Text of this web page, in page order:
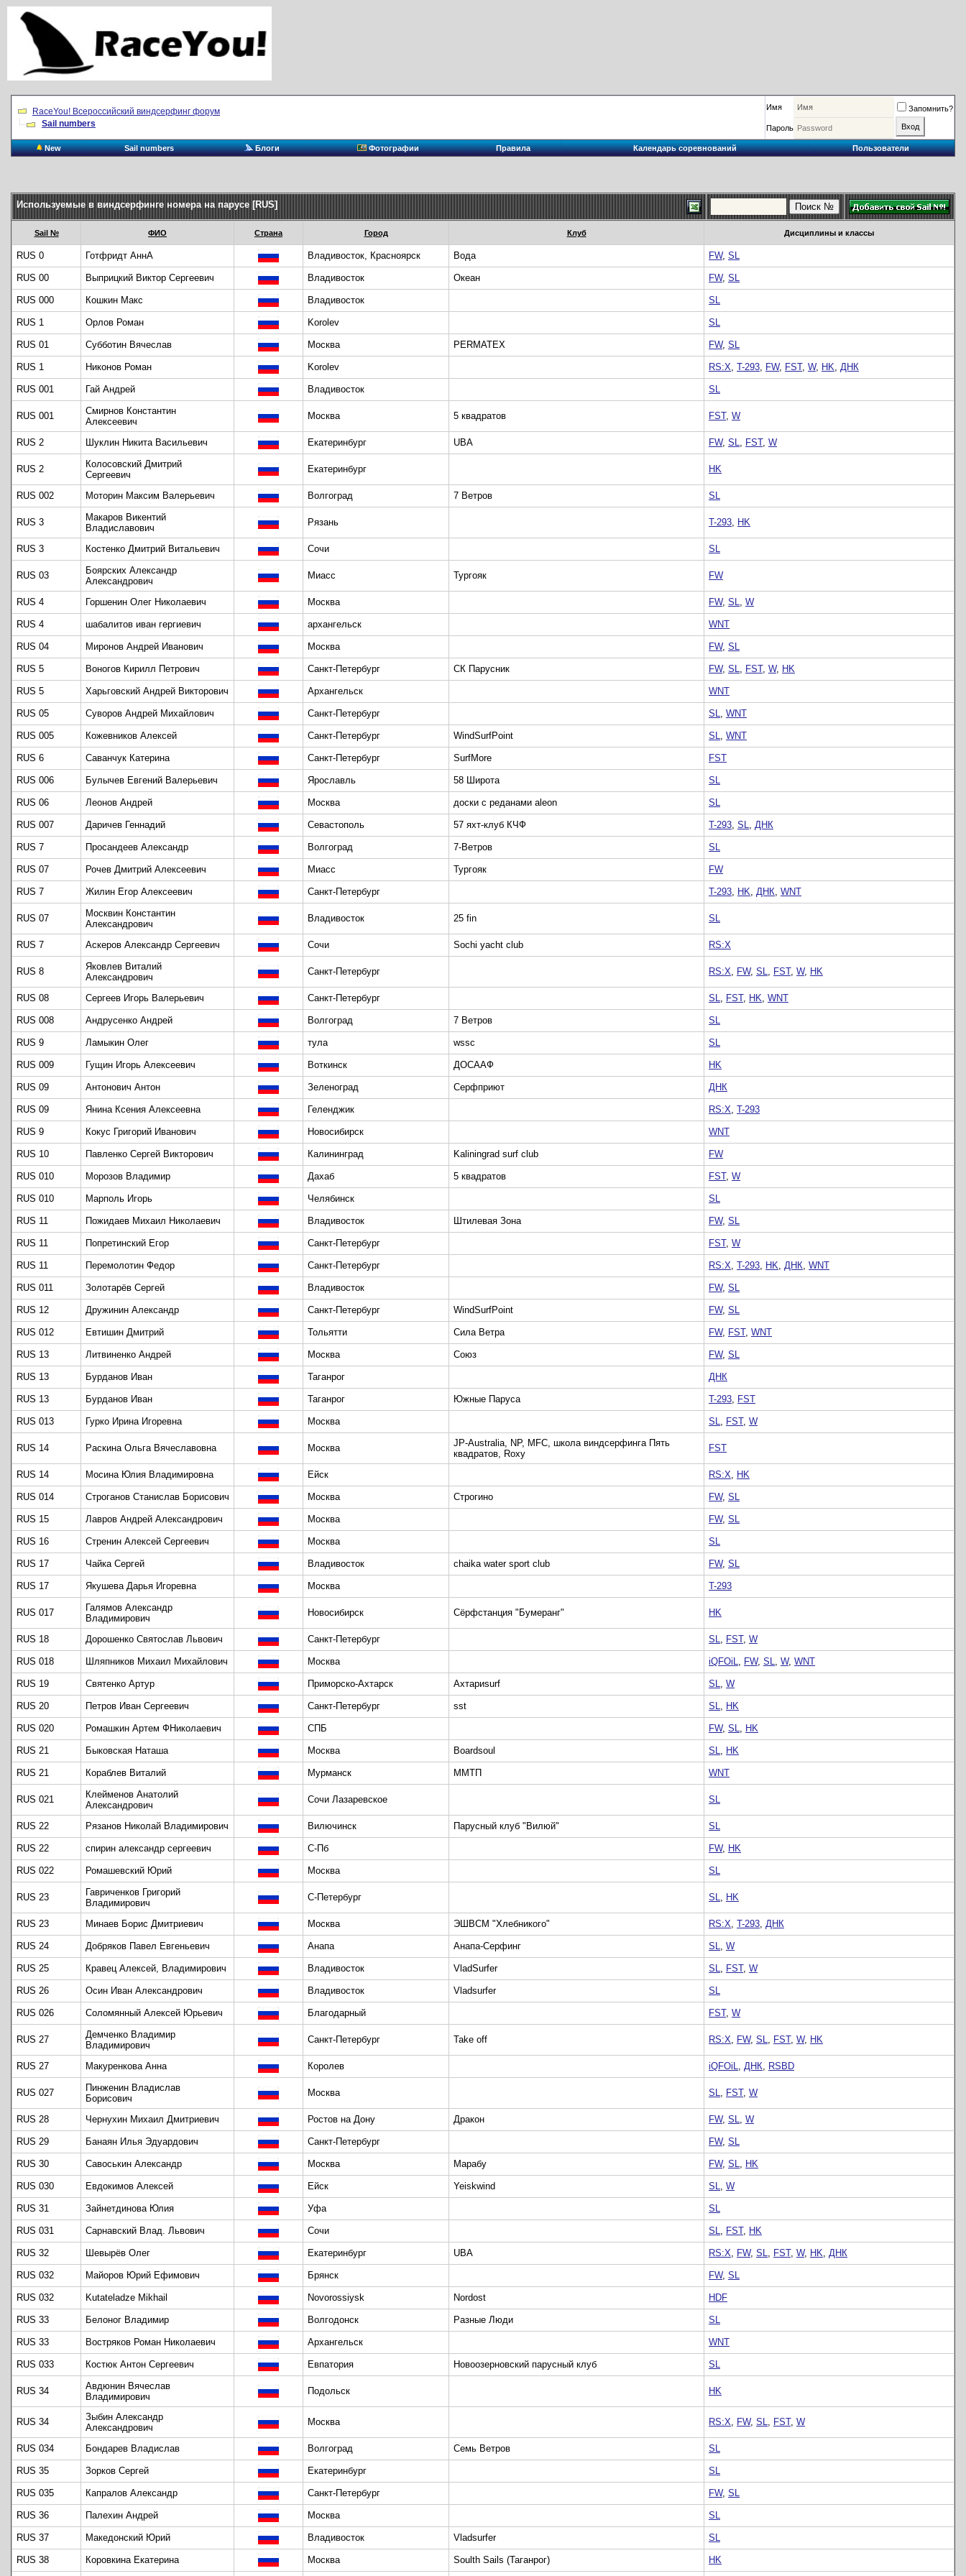
RaceYou! Всероссийский виндсерфинг форум
Sail numbers
Имя Запомнить?
Пароль
New Sail numbers Блоги Фотографии Правила Календарь соревнований Пользователи
Используемые в виндсерфинге номера на парусе [RUS]
Sail № ФИО Страна Город Клуб Дисциплины и классы
RUS 0 Готфридт АннА Владивосток, Красноярск Вода FW, SL
RUS 00 Выприцкий Виктор Сергеевич Владивосток Океан FW, SL
RUS 000 Кошкин Макс Владивосток SL
RUS 1 Орлов Роман Korolev SL
RUS 01 Субботин Вячеслав Москва PERMATEX FW, SL
RUS 1 Никонов Роман Korolev RS:X, T-293, FW, FST, W, HK, ДНК
RUS 001 Гай Андрей Владивосток SL
RUS 001
Смирнов Константин
Алексеевич
Москва 5 квадратов FST, W
RUS 2 Шуклин Никита Васильевич Екатеринбург UBA FW, SL, FST, W
RUS 2
Колосовский Дмитрий
Сергеевич
Екатеринбург HK
RUS 002 Моторин Максим Валерьевич Волгоград 7 Ветров SL
RUS 3
Макаров Викентий
Владиславович
Рязань T-293, HK
RUS 3 Костенко Дмитрий Витальевич Сочи SL
RUS 03
Боярских Александр
Александрович
Миасс Тургояк FW
RUS 4 Горшенин Олег Николаевич Москва FW, SL, W
RUS 4 шабалитов иван гергиевич архангельск WNT
RUS 04 Миронов Андрей Иванович Москва FW, SL
RUS 5 Воногов Кирилл Петрович Санкт-Петербург СК Парусник FW, SL, FST, W, HK
RUS 5 Харьговский Андрей Викторович Архангельск WNT
RUS 05 Суворов Андрей Михайлович Санкт-Петербург SL, WNT
RUS 005 Кожевников Алексей Санкт-Петербург WindSurfPoint SL, WNT
RUS 6 Саванчук Катерина Санкт-Петербург SurfMore FST
RUS 006 Булычев Евгений Валерьевич Ярославль 58 Широта SL
RUS 06 Леонов Андрей Москва доски с реданами aleon SL
RUS 007 Даричев Геннадий Севастополь 57 яхт-клуб КЧФ T-293, SL, ДНК
RUS 7 Просандеев Александр Волгоград 7-Ветров SL
RUS 07 Рочев Дмитрий Алексеевич Миасс Тургояк FW
RUS 7 Жилин Егор Алексеевич Санкт-Петербург T-293, HK, ДНК, WNT
RUS 07
Москвин Константин
Александрович
Владивосток 25 fin SL
RUS 7 Аскеров Александр Сергеевич Сочи Sochi yacht club RS:X
RUS 8
Яковлев Виталий
Александрович
Санкт-Петербург RS:X, FW, SL, FST, W, HK
RUS 08 Сергеев Игорь Валерьевич Санкт-Петербург SL, FST, HK, WNT
RUS 008 Андрусенко Андрей Волгоград 7 Ветров SL
RUS 9 Ламыкин Олег тула wssc SL
RUS 009 Гущин Игорь Алексеевич Воткинск ДОСААФ HK
RUS 09 Антонович Антон Зеленоград Серфприют ДНК
RUS 09 Янина Ксения Алексеевна Геленджик RS:X, T-293
RUS 9 Кокус Григорий Иванович Новосибирск WNT
RUS 10 Павленко Сергей Викторович Калининград Kaliningrad surf club FW
RUS 010 Морозов Владимир Дахаб 5 квадратов FST, W
RUS 010 Марполь Игорь Челябинск SL
RUS 11 Пожидаев Михаил Николаевич Владивосток Штилевая Зона FW, SL
RUS 11 Попретинский Егор Санкт-Петербург FST, W
RUS 11 Перемолотин Федор Санкт-Петербург RS:X, T-293, HK, ДНК, WNT
RUS 011 Золотарёв Сергей Владивосток FW, SL
RUS 12 Дружинин Александр Санкт-Петербург WindSurfPoint FW, SL
RUS 012 Евтишин Дмитрий Тольятти Сила Ветра FW, FST, WNT
RUS 13 Литвиненко Андрей Москва Союз FW, SL
RUS 13 Бурданов Иван Таганрог ДНК
RUS 13 Бурданов Иван Таганрог Южные Паруса T-293, FST
RUS 013 Гурко Ирина Игоревна Москва SL, FST, W
RUS 14 Раскина Ольга Вячеславовна Москва
JP-Australia, NP, MFC, школа виндсерфинга Пять
квадратов, Roxy
FST
RUS 14 Мосина Юлия Владимировна Ейск RS:X, HK
RUS 014 Строганов Станислав Борисович Москва Строгино FW, SL
RUS 15 Лавров Андрей Александрович Москва FW, SL
RUS 16 Стренин Алексей Сергеевич Москва SL
RUS 17 Чайка Сергей Владивосток chaika water sport club FW, SL
RUS 17 Якушева Дарья Игоревна Москва T-293
RUS 017
Галямов Александр
Владимирович
Новосибирск Сёрфстанция "Бумеранг" HK
RUS 18 Дорошенко Святослав Львович Санкт-Петербург SL, FST, W
RUS 018 Шляпников Михаил Михайлович Москва iQFOiL, FW, SL, W, WNT
RUS 19 Святенко Артур Приморско-Ахтарск Ахтариsurf SL, W
RUS 20 Петров Иван Сергеевич Санкт-Петербург sst SL, HK
RUS 020 Ромашкин Артем ФНиколаевич СПБ FW, SL, HK
RUS 21 Быковская Наташа Москва Boardsoul SL, HK
RUS 21 Кораблев Виталий Мурманск ММТП WNT
RUS 021
Клейменов Анатолий
Александрович
Сочи Лазаревское SL
RUS 22 Рязанов Николай Владимирович Вилючинск Парусный клуб "Вилюй" SL
RUS 22 спирин александр сергеевич С-Пб FW, HK
RUS 022 Ромашевский Юрий Москва SL
RUS 23
Гавриченков Григорий
Владимирович
С-Петербург SL, HK
RUS 23 Минаев Борис Дмитриевич Москва ЭШВСМ "Хлебникого" RS:X, T-293, ДНК
RUS 24 Добряков Павел Евгеньевич Анапа Анапа-Серфинг SL, W
RUS 25 Кравец Алексей, Владимирович Владивосток VladSurfer SL, FST, W
RUS 26 Осин Иван Александрович Владивосток Vladsurfer SL
RUS 026 Соломянный Алексей Юрьевич Благодарный FST, W
RUS 27
Демченко Владимир
Владимирович
Санкт-Петербург Take off RS:X, FW, SL, FST, W, HK
RUS 27 Макуренкова Анна Королев iQFOiL, ДНК, RSBD
RUS 027
Пинженин Владислав
Борисович
Москва SL, FST, W
RUS 28 Чернухин Михаил Дмитриевич Ростов на Дону Дракон FW, SL, W
RUS 29 Банаян Илья Эдуардович Санкт-Петербург FW, SL
RUS 30 Савоськин Александр Москва Марабу FW, SL, HK
RUS 030 Евдокимов Алексей Ейск Yeiskwind SL, W
RUS 31 Зайнетдинова Юлия Уфа SL
RUS 031 Сарнавский Влад. Львович Сочи SL, FST, HK
RUS 32 Шевырёв Олег Екатеринбург UBA RS:X, FW, SL, FST, W, HK, ДНК
RUS 032 Майоров Юрий Ефимович Брянск FW, SL
RUS 032 Kutateladze Mikhail Novorossiysk Nordost HDF
RUS 33 Белоног Владимир Волгодонск Разные Люди SL
RUS 33 Востряков Роман Николаевич Архангельск WNT
RUS 033 Костюк Антон Сергеевич Евпатория Новоозерновский парусный клуб SL
RUS 34
Авдюнин Вячеслав
Владимирович
Подольск HK
RUS 34
Зыбин Александр
Александрович
Москва RS:X, FW, SL, FST, W
RUS 034 Бондарев Владислав Волгоград Семь Ветров SL
RUS 35 Зорков Сергей Екатеринбург SL
RUS 035 Капралов Александр Санкт-Петербург FW, SL
RUS 36 Палехин Андрей Москва SL
RUS 37 Македонский Юрий Владивосток Vladsurfer SL
RUS 38 Коровкина Екатерина Москва Soulth Sails (Таганрог) HK